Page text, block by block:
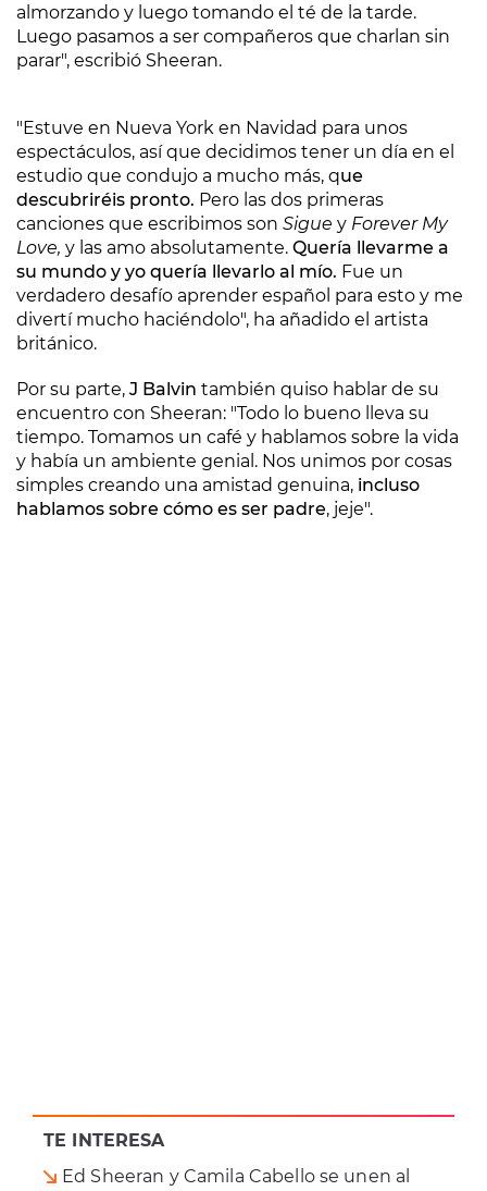
TE INTERESA
Ed Sheeran y Camila Cabello se unen al
almorzando y luego tomando el té de la tarde.
Luego pasamos a ser compañeros que charlan sin
parar", escribió Sheeran.
"Estuve en Nueva York en Navidad para unos
espectáculos, así que decidimos tener un día en el
estudio que condujo a mucho más, que
descubriréis pronto. Pero las dos primeras
canciones que escribimos son Sigue y Forever My
Love, y las amo absolutamente. Quería llevarme a
su mundo y yo quería llevarlo al mío. Fue un
verdadero desafío aprender español para esto y me
divertí mucho haciéndolo", ha añadido el artista
británico.
Por su parte, J Balvin también quiso hablar de su
encuentro con Sheeran: "Todo lo bueno lleva su
tiempo. Tomamos un café y hablamos sobre la vida
y había un ambiente genial. Nos unimos por cosas
simples creando una amistad genuina, incluso
hablamos sobre cómo es ser padre, jeje".